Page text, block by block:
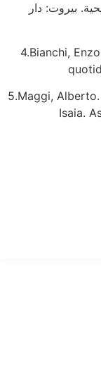
بيروت: دار
4.Bianchi,
5.Maggi,
Isaia.